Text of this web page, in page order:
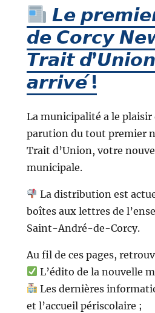
𝙇𝙚
𝙙𝙚 𝘾𝙤𝙧𝙘𝙮
𝙏𝙧𝙖𝙞𝙩
𝙖𝙧𝙧𝙞𝙫𝙚́ !
La municipalité a le plaisir
parution du tout premier
Trait d’Union, votre
municipale.
La distribution est
boîtes aux lettres de
Saint-André-de-Corcy.
Au fil de ces pages,
L’édito de la nouvelle
Les dernières
et l’accueil périscolaire ;